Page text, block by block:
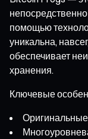
помощью
уникальна,
обеспечивает
хранения.
Ключевые